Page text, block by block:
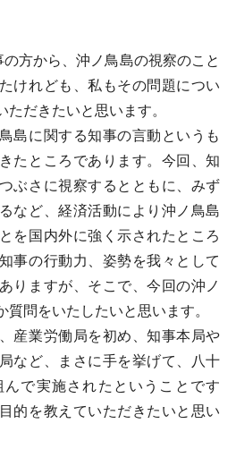
方から、沖ノ鳥島の視察のこと
けれども、私もその問題につい
だきたいと思います。
島に関する知事の言動というも
たところであります。今回、知
ぶさに視察するとともに、みず
など、経済活動により沖ノ鳥島
を国内外に強く示されたところ
事の行動力、姿勢を我々として
りますが、そこで、今回の沖ノ
質問をいたしたいと思います。
産業労働局を初め、知事本局や
など、まさに手を挙げて、八十
んで実施されたということです
的を教えていただきたいと思い